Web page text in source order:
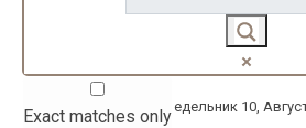
Exact matches onlyПонедельник 10,